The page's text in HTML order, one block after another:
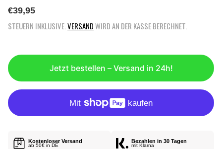
R
G
Ä
R
R
P
R
€39,95
STEUERN INKLUSIVE. VERSANDWIRD AN DER KASSE BERECHNET.
Jetzt bestellen – Versand in 24h!
Kostenloser Versand
ab 50€ in DE
Bezahlen in 30 Tagen
mit Klarna